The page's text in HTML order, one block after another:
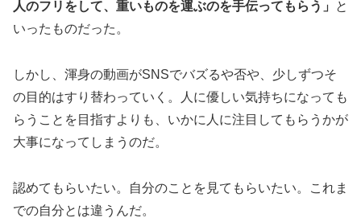
人のフリをして、重いものを運ぶのを手伝ってもらう」
と
いったものだった。
しかし、渾身の動画がSNSでバズるや否や、少しずつそ
の目的はすり替わっていく。人に優しい気持ちになっても
らうことを目指すよりも、いかに人に注目してもらうかが
大事になってしまうのだ。
認めてもらいたい。自分のことを見てもらいたい。これま
での自分とは違うんだ。